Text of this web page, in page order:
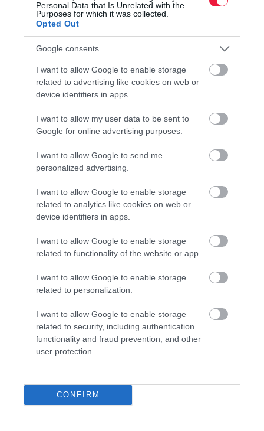
Personal Data that Is Unrelated with the
Purposes for which it was collected.
Opted Out
Google consents
I want to allow Google to enable storage
related to advertising like cookies on web or
device identifiers in apps.
I want to allow my user data to be sent to
Google for online advertising purposes.
I want to allow Google to send me
personalized advertising.
I want to allow Google to enable storage
related to analytics like cookies on web or
device identifiers in apps.
I want to allow Google to enable storage
related to functionality of the website or app.
I want to allow Google to enable storage
related to personalization.
I want to allow Google to enable storage
related to security, including authentication
functionality and fraud prevention, and other
user protection.
CONFIRM
Google Chrome felhasználóknak kedveskedik a
Korábban a Microsoft Edge böngészővel volt használható a Bing
mesterséges intelligencián alapuló chatbotja. Azonban
bejelentették a fejlesztők, elérhetővé teszik a rivális Google
Chrome-ban is.